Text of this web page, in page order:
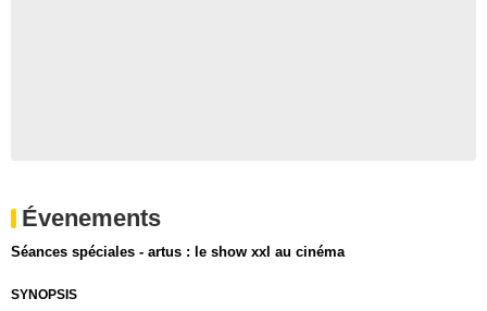
Évenements
Séances spéciales - artus : le show xxl au cinéma
SYNOPSIS